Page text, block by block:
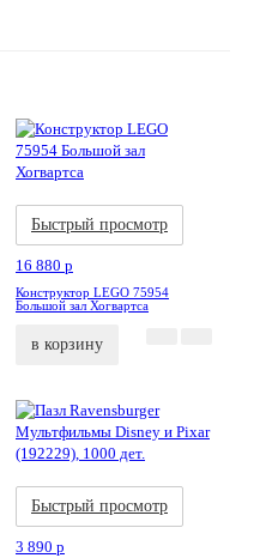
Быстрый просмотр
16 880 p
Конструктор LEGO 75954
Большой зал Хогвартса
в корзину
Быстрый просмотр
3 890 p